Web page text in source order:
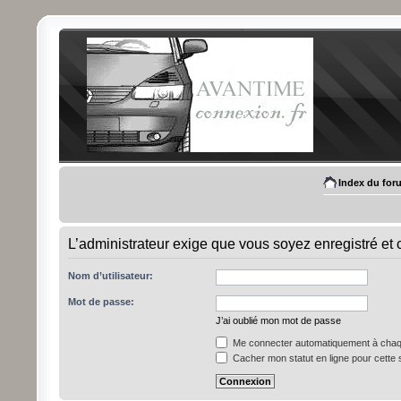
Index du
L’administrateur exige que vous soyez enregistré
Nom d’utilisateur:
Mot de passe:
J’ai oublié mon mot de passe
Me connecter automatiquement à
Cacher mon statut en ligne pour cette